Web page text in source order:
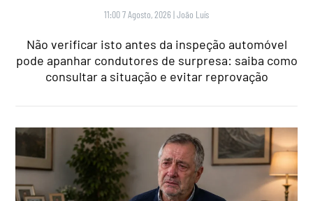
11:00 7 Agosto, 2026 |João Luís
Não verificar isto antes da inspeção automóvel
pode apanhar condutores de surpresa: saiba como
consultar a situação e evitar reprovação